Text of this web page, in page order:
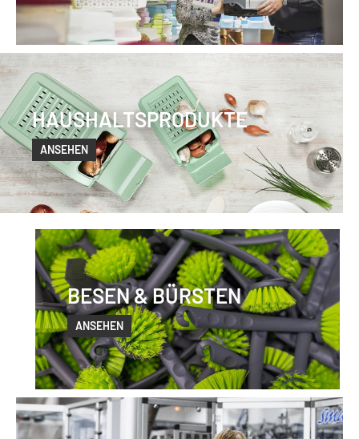
HAUSHALTSPRODUKTE
ANSEHEN
BESEN & BÜRSTEN
ANSEHEN